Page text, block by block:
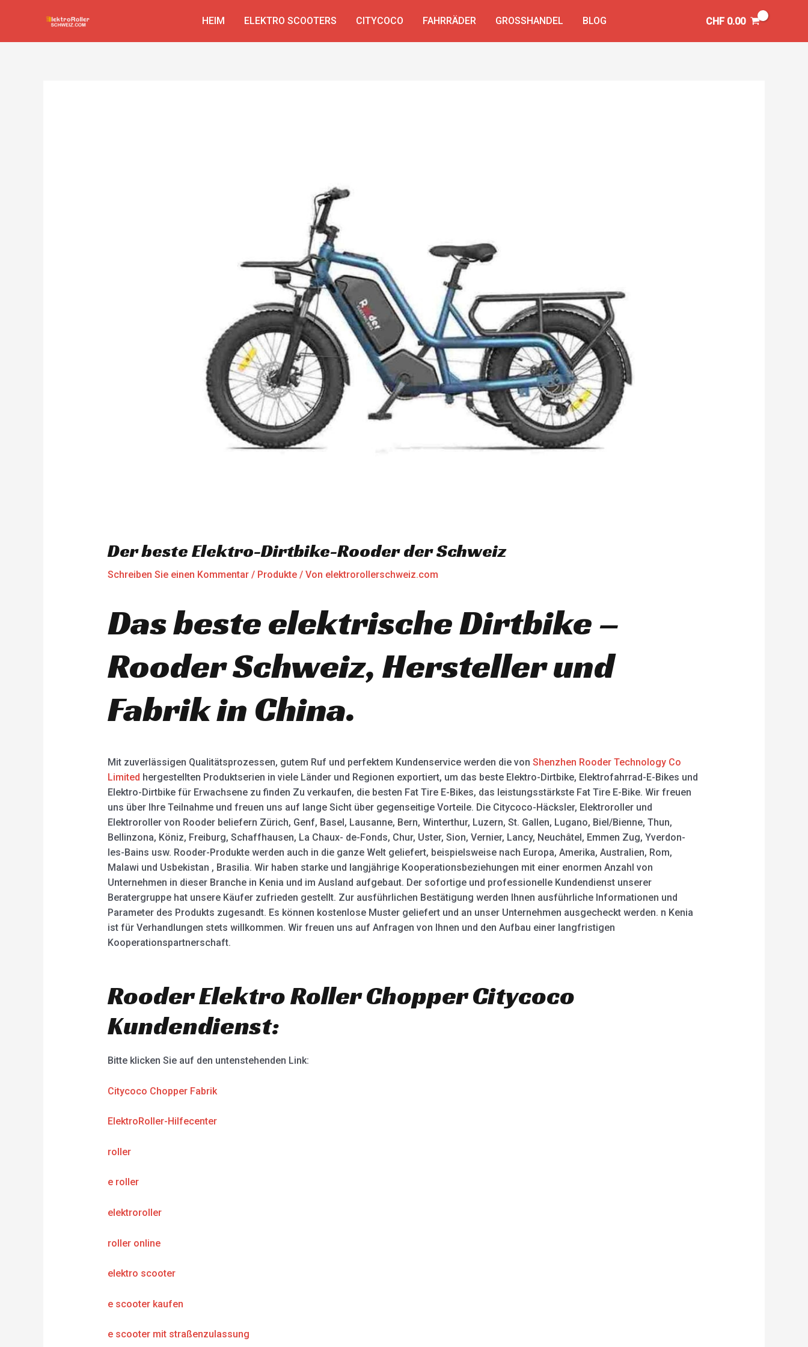
HEIM ELEKTRO SCOOTERS CITYCOCO FAHRRÄDER GROSSHANDEL BLOG CHF0.00
Der beste Elektro-Dirtbike-Rooder der Schweiz
Schreiben Sie einen Kommentar / Produkte/ Von elektrorollerschweiz.com
Das beste elektrische Dirtbike –
Rooder Schweiz, Hersteller und
Fabrik in China.
Mit zuverlässigen Qualitätsprozessen, gutem Ruf und perfektem Kundenservice werden die von Shenzhen Rooder Technology Co
Limited hergestellten Produktserien in viele Länder und Regionen exportiert, um das beste Elektro-Dirtbike, Elektrofahrrad-E-Bikes und
Elektro-Dirtbike für Erwachsene zu finden Zu verkaufen, die besten Fat Tire E-Bikes, das leistungsstärkste Fat Tire E-Bike. Wir freuen
uns über Ihre Teilnahme und freuen uns auf lange Sicht über gegenseitige Vorteile. Die Citycoco-Häcksler, Elektroroller und
Elektroroller von Rooder beliefern Zürich, Genf, Basel, Lausanne, Bern, Winterthur, Luzern, St. Gallen, Lugano, Biel/Bienne, Thun,
Bellinzona, Köniz, Freiburg, Schaffhausen, La Chaux- de-Fonds, Chur, Uster, Sion, Vernier, Lancy, Neuchâtel, Emmen Zug, Yverdon-
les-Bains usw. Rooder-Produkte werden auch in die ganze Welt geliefert, beispielsweise nach Europa, Amerika, Australien, Rom,
Malawi und Usbekistan , Brasilia. Wir haben starke und langjährige Kooperationsbeziehungen mit einer enormen Anzahl von
Unternehmen in dieser Branche in Kenia und im Ausland aufgebaut. Der sofortige und professionelle Kundendienst unserer
Beratergruppe hat unsere Käufer zufrieden gestellt. Zur ausführlichen Bestätigung werden Ihnen ausführliche Informationen und
Parameter des Produkts zugesandt. Es können kostenlose Muster geliefert und an unser Unternehmen ausgecheckt werden. n Kenia
ist für Verhandlungen stets willkommen. Wir freuen uns auf Anfragen von Ihnen und den Aufbau einer langfristigen
Kooperationspartnerschaft.
Rooder Elektro Roller Chopper Citycoco
Kundendienst:
Bitte klicken Sie auf den untenstehenden Link:
Citycoco Chopper Fabrik
ElektroRoller-Hilfecenter
roller
e roller
elektroroller
roller online
elektro scooter
e scooter kaufen
e scooter mit straßenzulassung